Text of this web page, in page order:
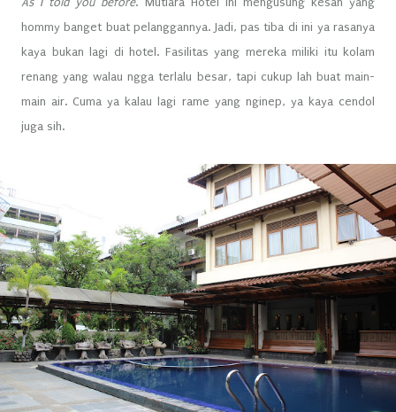
hommy banget buat pelanggannya. Jadi, pas tiba di ini ya rasanya
kaya bukan lagi di hotel. Fasilitas yang mereka miliki itu kolam
renang yang walau ngga terlalu besar, tapi cukup lah buat main-
main air. Cuma ya kalau lagi rame yang nginep, ya kaya cendol
juga sih.